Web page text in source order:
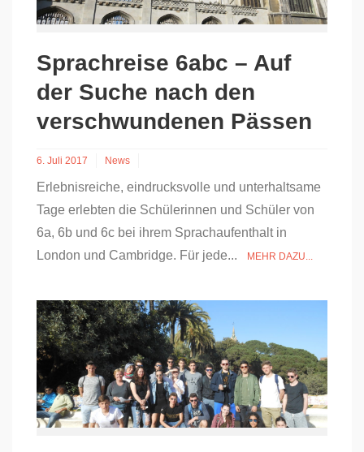
Sprachreise 6abc – Auf
der Suche nach den
verschwundenen Pässen
6. Juli 2017 News
Erlebnisreiche, eindrucksvolle und unterhaltsame
Tage erlebten die Schülerinnen und Schüler von
6a, 6b und 6c bei ihrem Sprachaufenthalt in
London und Cambridge. Für jede...
MEHR DAZU...